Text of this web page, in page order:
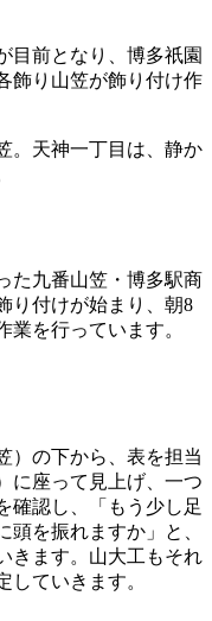
目前となり、博多祇園
飾り山笠が飾り付け作
。天神一丁目は、静か
た九番山笠・博多駅商
り付けが始まり、朝8
を行っています。
）の下から、表を担当
に座って見上げ、一つ
確認し、「もう少し足
頭を振れますか」と、
きます。山大工もそれ
していきます。